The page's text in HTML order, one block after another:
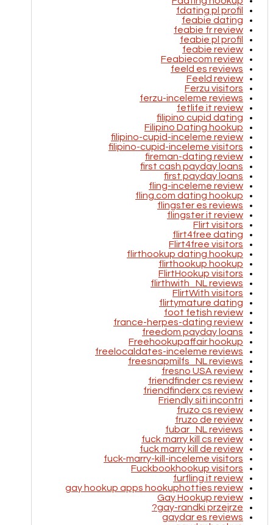
fdating pl profil
feabie dating
feabie fr review
feabie pl profil
feabie review
Feabiecom review
feeld es reviews
Feeld review
Ferzu visitors
ferzu-inceleme reviews
fetlife it review
filipino cupid dating
Filipino Dating hookup
filipino-cupid-inceleme review
filipino-cupid-inceleme visitors
fireman-dating review
first cash payday loans
first payday loans
fling-inceleme review
fling.com dating hookup
flingster es reviews
flingster it review
Flirt visitors
flirt4free dating
Flirt4free visitors
flirthookup dating hookup
flirthookup hookup
FlirtHookup visitors
flirthwith_NL reviews
FlirtWith visitors
flirtymature dating
foot fetish review
france-herpes-dating review
freedom payday loans
Freehookupaffair hookup
freelocaldates-inceleme reviews
freesnapmilfs_NL reviews
fresno USA review
friendfinder cs review
friendfinderx cs review
Friendly siti incontri
fruzo cs review
fruzo de review
fubar_NL reviews
fuck marry kill cs review
fuck marry kill de review
fuck-marry-kill-inceleme visitors
Fuckbookhookup visitors
furfling it review
gay hookup apps hookuphotties review
Gay Hookup review
gay-randki przejrze?
gaydar es reviews